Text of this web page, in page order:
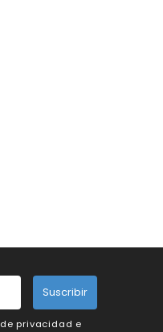
Suscribir
privacidad e